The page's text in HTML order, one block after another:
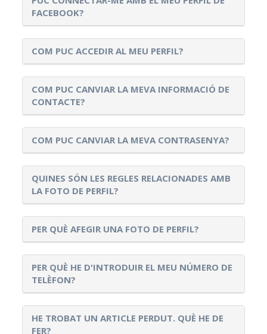
FACEBOOK?
COM PUC ACCEDIR AL MEU PERFIL?
COM PUC CANVIAR LA MEVA INFORMACIÓ DE
CONTACTE?
COM PUC CANVIAR LA MEVA CONTRASENYA?
QUINES SÓN LES REGLES RELACIONADES AMB
LA FOTO DE PERFIL?
PER QUÈ AFEGIR UNA FOTO DE PERFIL?
PER QUÈ HE D'INTRODUIR EL MEU NÚMERO DE
TELÈFON?
HE TROBAT UN ARTICLE PERDUT. QUÈ HE DE
FER?